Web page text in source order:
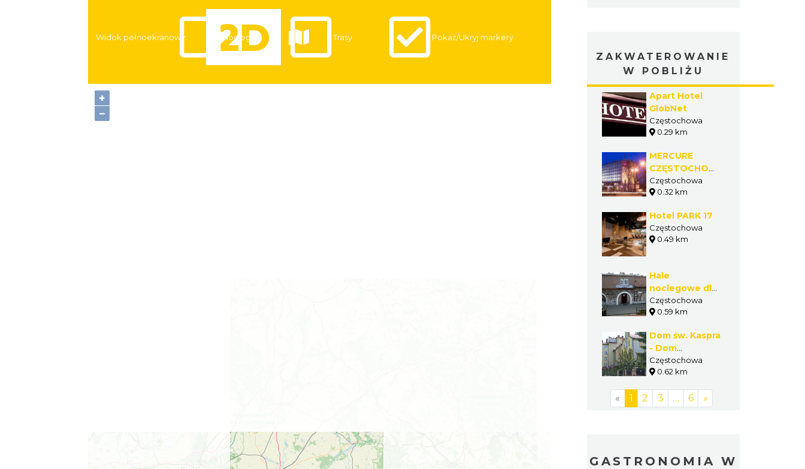
+
−
Widok pełnoekranowy: Noclegi Trasy Pokaż/Ukryj markery
ZAKWATEROWANIE
W POBLIŻU
Apart Hotel
GlobNet
Częstochowa
0.29 km
MERCURE
CZĘSTOCHOWA
CENTRUM
Częstochowa
0.32 km
Hotel PARK 17
Częstochowa
0.49 km
Hale
noclegowe dla
pielgrzymów
Częstochowa
0.59 km
Dom św. Kaspra
- Dom
Rekolekcyjno-
Formacyjny
Częstochowa
0.62 km
« 1 2 3 … 6 »
GASTRONOMIA W